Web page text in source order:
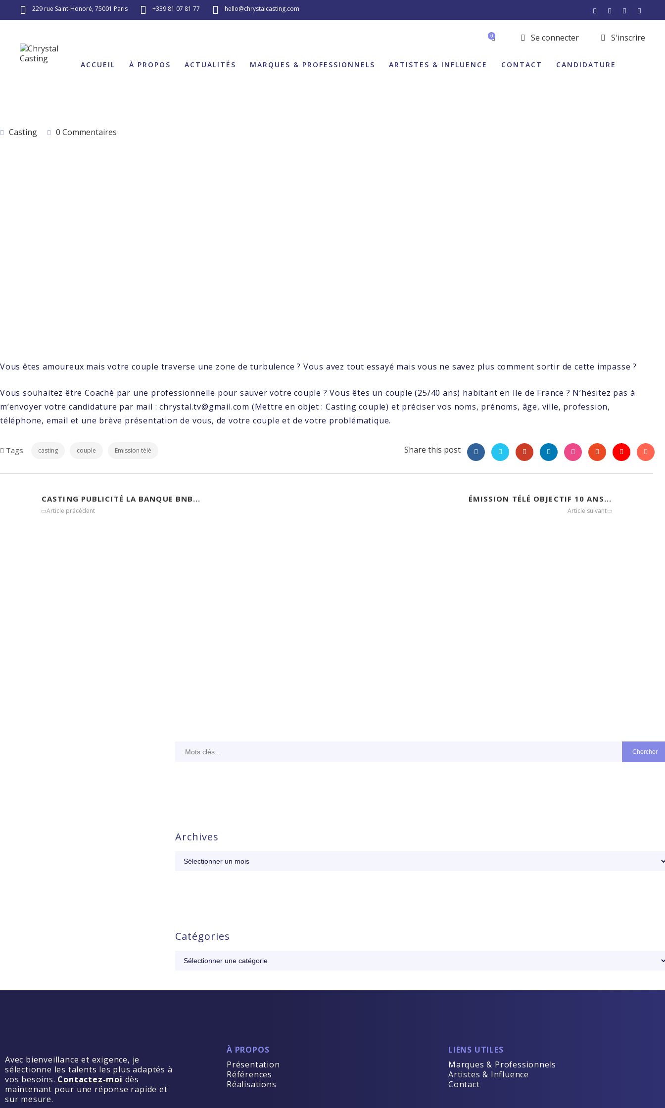
229 rue Saint-Honoré, 75001 Paris +339 81 07 81 77 hello@chrystalcasting.com
0 Se connecter S'inscrire
ACCUEIL À PROPOS ACTUALITÉS MARQUES & PROFESSIONNELS ARTISTES & INFLUENCE CONTACT CANDIDATURE
Casting 0 Commentaires
Vous êtes amoureux mais votre couple traverse une zone de turbulence ? Vous avez tout essayé mais vous ne savez plus comment sortir de cette impasse ?
Vous souhaitez être Coaché par une professionnelle pour sauver votre couple ? Vous êtes un couple (25/40 ans) habitant en Ile de France ? N’hésitez pas à
m’envoyer votre candidature par mail : chrystal.tv@gmail.com (Mettre en objet : Casting couple) et préciser vos noms, prénoms, âge, ville, profession,
téléphone, email et une brève présentation de vous, de votre couple et de votre problématique.
Tags casting couple Emission télé Share this post
CASTING PUBLICITÉ LA BANQUE BNB...
Article précédent
ÉMISSION TÉLÉ OBJECTIF 10 ANS...
Article suivant
Archives
Catégories
Avec bienveillance et exigence, je
sélectionne les talents les plus adaptés à
vos besoins. Contactez-moi dès
maintenant pour une réponse rapide et
sur mesure.
À PROPOS
Présentation
Références
Réalisations
LIENS UTILES
Marques & Professionnels
Artistes & Influence
Contact